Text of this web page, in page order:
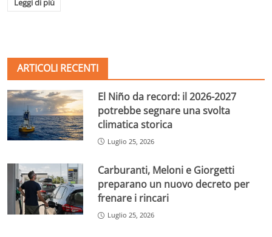
Leggi di più
ARTICOLI RECENTI
El Niño da record: il 2026-2027
potrebbe segnare una svolta
climatica storica
Luglio 25, 2026
Carburanti, Meloni e Giorgetti
preparano un nuovo decreto per
frenare i rincari
Luglio 25, 2026